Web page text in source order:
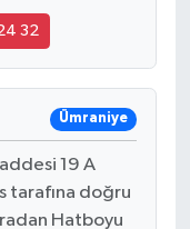
32
Ümraniye
19 A
tarafına doğru
Hatboyu